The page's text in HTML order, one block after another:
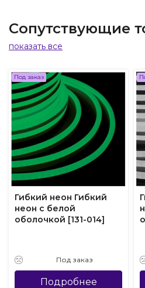
Сопутствующие
показать все
Под заказ
Гибкий неон Гибкий
неон с белой
оболочкой [131-014]
Под заказ
Подробнее